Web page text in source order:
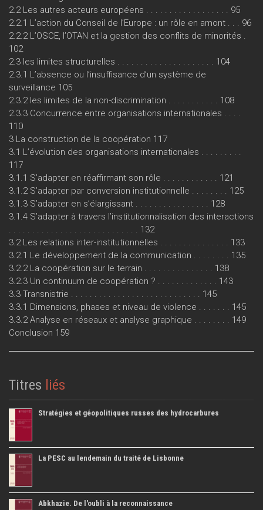
2.2 Les autres acteurs européens . . . . . . . . . . . . . . . . . . 95
2.2.1 L’action du Conseil de l’Europe : un rôle en amont . . . 96
2.2.2 L’OSCE, l’OTAN et la gestion des conflits de minorités .
102
2.3 les limites structurelles . . . . . . . . . . . . . . . . . . . . . 104
2.3.1 L’absence ou l’insuffisance d’un système de
surveillance 105
2.3.2 les limites de la non-discrimination . . . . . . . . . . . 108
2.3.3 Concurrence entre organisations internationales . . . .
110
3 La construction de la coopération 117
3.1 L’évolution des organisations internationales . . . . . . . . .
117
3.1.1 S’adapter en réaffirmant son rôle . . . . . . . . . . . . 121
3.1.2 S’adapter par conversion institutionnelle . . . . . . . . 125
3.1.3 S’adapter en s’élargissant . . . . . . . . . . . . . . . . 128
3.1.4 S’adapter à travers l’institutionnalisation des interactions
. . . . . . . . . . . . . . . . . . . . . . . . . . . . 132
3.2 Les relations inter-institutionnelles . . . . . . . . . . . . . . . 133
3.2.1 Le développement de la communication . . . . . . . . 135
3.2.2 La coopération sur le terrain . . . . . . . . . . . . . . . 138
3.2.3 Un continuum de coopération ? . . . . . . . . . . . . . 143
3.3 Transnistrie . . . . . . . . . . . . . . . . . . . . . . . . . . . . 145
3.3.1 Dimensions, phases et niveau de violence . . . . . . . 145
3.3.2 Analyse en réseaux et analyse graphique . . . . . . . . 149
Conclusion 159
Titres liés
Stratégies et géopolitiques russes des hydrocarbures
La PESC au lendemain du traité de Lisbonne
Abkhazie. De l'oubli à la reconnaissance